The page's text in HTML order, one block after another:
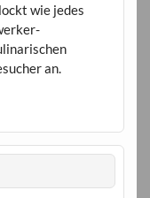
wie jedes
an.